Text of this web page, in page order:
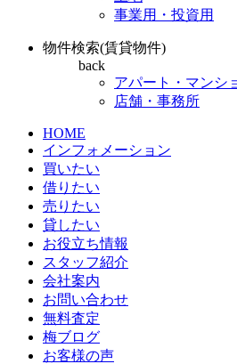
事業用・投資用
物件検索(賃貸物件)
back
アパート・マンシ
店舗・事務所
HOME
インフォメーション
買いたい
借りたい
売りたい
貸したい
お役立ち情報
スタッフ紹介
会社案内
お問い合わせ
無料査定
梅ブログ
お客様の声